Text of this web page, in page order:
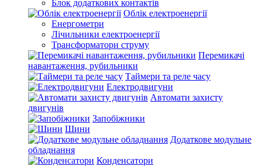
Блок додаткових контактів
Облік електроенергії
Енергометри
Лічильники електроенергії
Трансформатори струму
Перемикачі
навантаження, рубильники
Таймери та реле часу
Електродвигуни
Автомати захисту
двигунів
Запобіжники
Шини
Додаткове модульне
обладнання
Конденсатори